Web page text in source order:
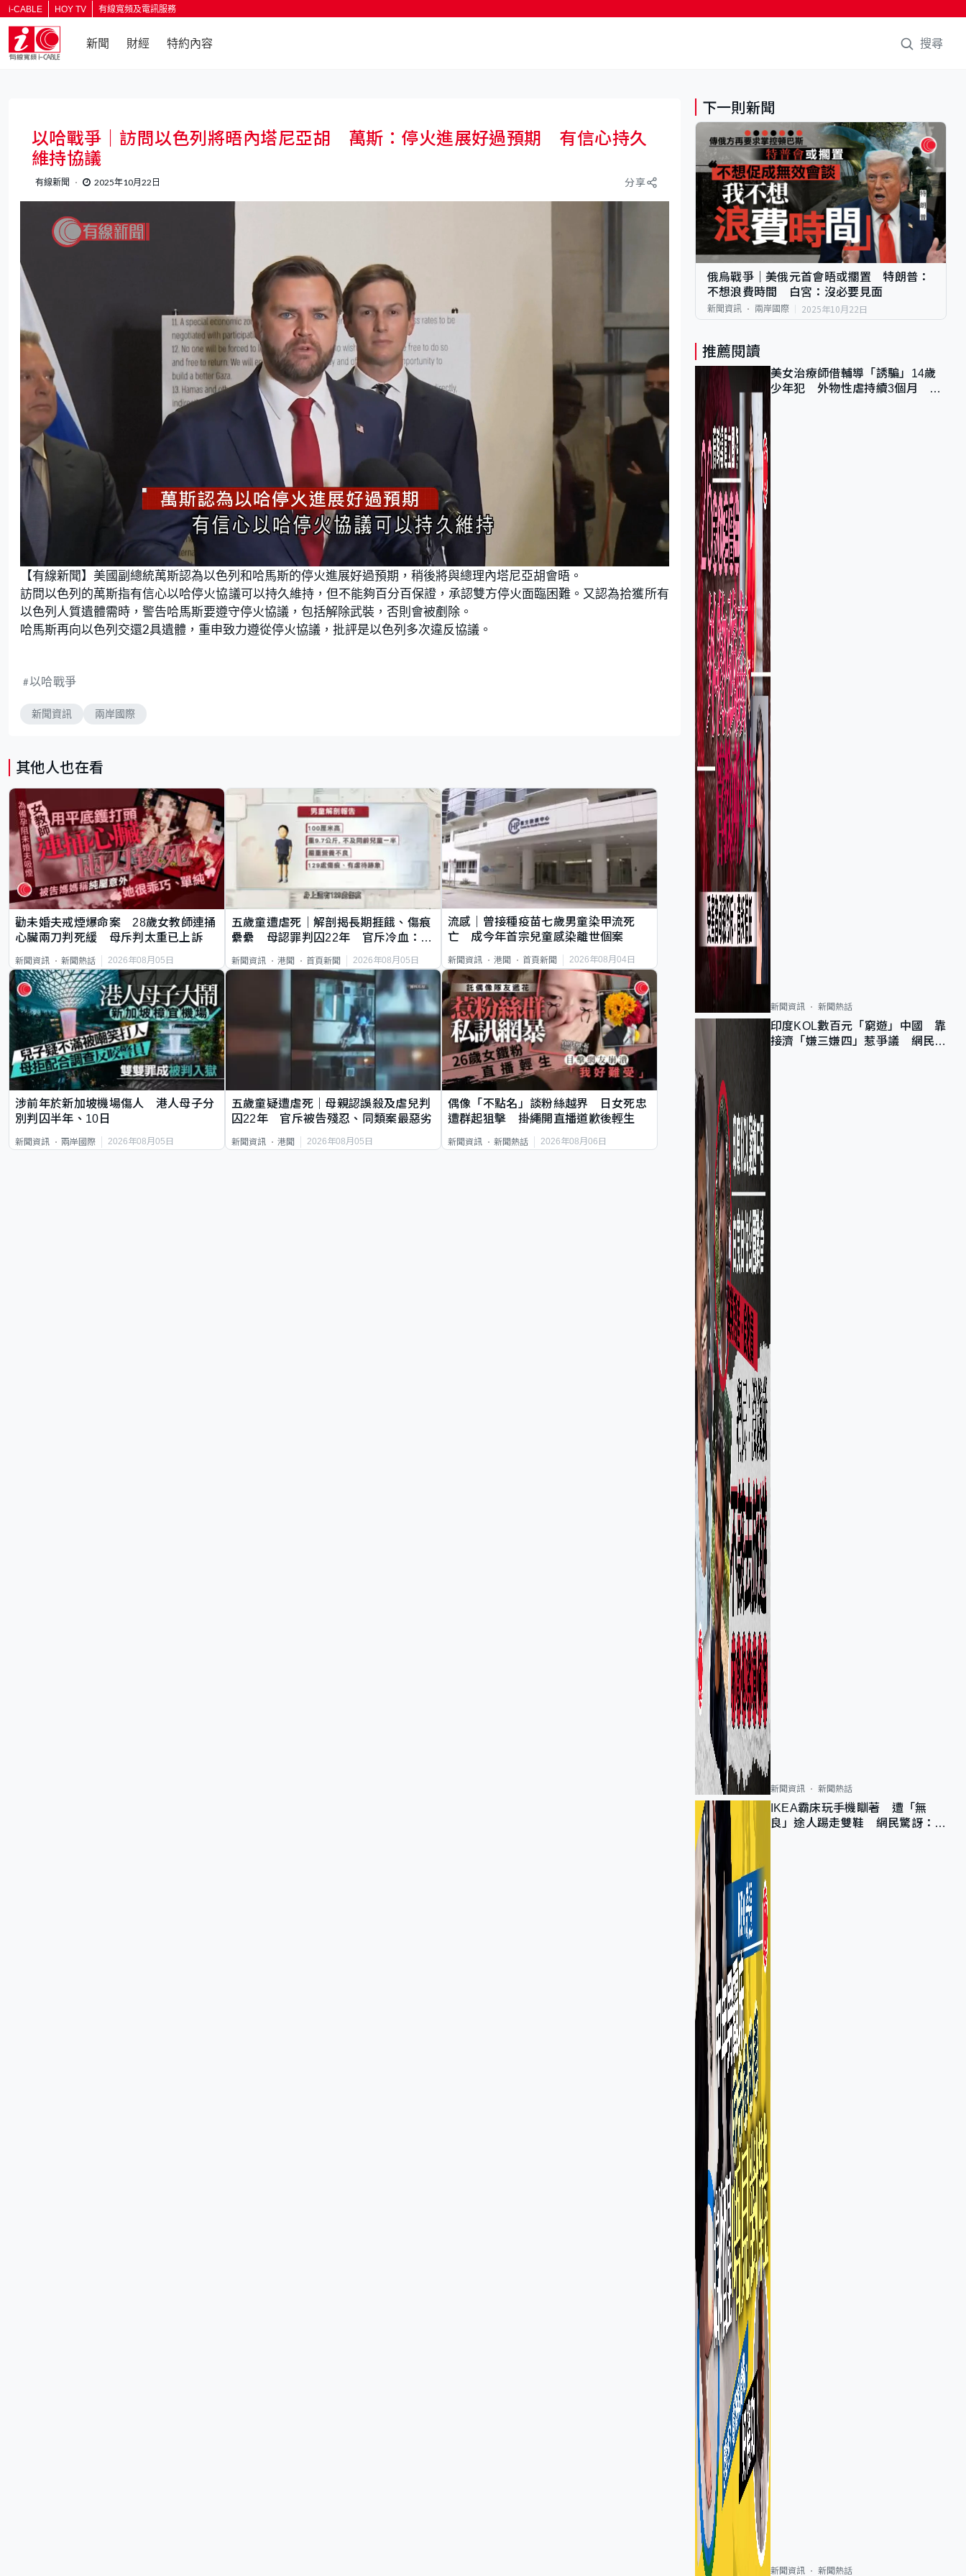
i-CABLE HOY TV 有線寬頻及電訊服務
新聞 財經 特約內容 搜尋
返回
以哈戰爭｜訪問以色列將晤內塔尼亞胡 萬斯：停火進展好過預期 有信心持久
維持協議
有線新聞 2025年10月22日 分享
n
m
u
t
e
a
d
d
:
5
7
4
5
【有線新聞】美國副總統萬斯認為以色列和哈馬斯的停火進展好過預期，稍後將與總理內塔尼亞胡會晤。
訪問以色列的萬斯指有信心以哈停火協議可以持久維持，但不能夠百分百保證，承認雙方停火面臨困難。又認為拾獲所有
以色列人質遺體需時，警告哈馬斯要遵守停火協議，包括解除武裝，否則會被剷除。
哈馬斯再向以色列交還2具遺體，重申致力遵從停火協議，批評是以色列多次違反協議。
以哈戰爭
新聞資訊 兩岸國際
其他人也在看
勸未婚夫戒煙爆命案 28歲女教師連捅
心臟兩刀判死緩 母斥判太重已上訴
新聞資訊 新聞熱話 2026年08月05日
五歲童遭虐死｜解剖揭長期捱餓、傷痕
纍纍 母認罪判囚22年 官斥冷血：同
新聞資訊 港聞 首頁新聞 2026年08月05日
流感｜曾接種疫苗七歲男童染甲流死
亡 成今年首宗兒童感染離世個案
新聞資訊 港聞 首頁新聞 2026年08月04日
涉前年於新加坡機場傷人 港人母子分
別判囚半年、10日
新聞資訊 兩岸國際 2026年08月05日
五歲童疑遭虐死｜母親認誤殺及虐兒判
囚22年 官斥被告殘忍、同類案最惡劣
新聞資訊 港聞 2026年08月05日
偶像「不點名」談粉絲越界 日女死忠
遭群起狙擊 掛繩開直播道歉後輕生
新聞資訊 新聞熱話 2026年08月06日
下一則新聞
俄烏戰爭｜美俄元首會晤或擱置 特朗普：
不想浪費時間 白宮：沒必要見面
新聞資訊 兩岸國際 2025年10月22日
推薦閱讀
美女治療師借輔導「誘騙」14歲
少年犯 外物性虐持續3個月 受
新聞資訊 新聞熱話
印度KOL數百元「窮遊」中國 靠
接濟「嫌三嫌四」惹爭議 網民：
新聞資訊 新聞熱話
IKEA霸床玩手機瞓著 遭「無
良」途人踢走雙鞋 網民驚訝：冇
新聞資訊 新聞熱話